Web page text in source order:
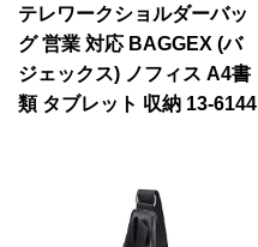
テレワークショルダーバッ
グ 営業 対応 BAGGEX (バ
ジェックス) ノフィス A4書
類 タブレット 収納 13-6144